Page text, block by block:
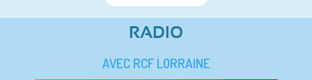
RADIO
AVEC RCF LORRAINE